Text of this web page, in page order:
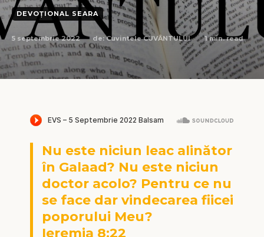
DEVOȚIONAL SEARA
5 septembrie 2022 de: Cuvintele CUVÂNTULUI 1min. read
Nu este niciun leac alinător
în Galaad? Nu este niciun
doctor acolo? Pentru ce nu
se face dar vindecarea fiicei
poporului Meu?
Ieremia 8:22